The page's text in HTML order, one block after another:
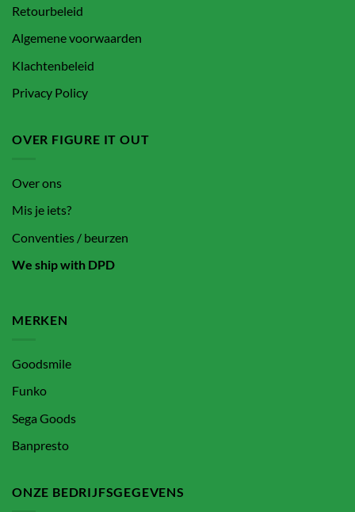
Retourbeleid
Algemene voorwaarden
Klachtenbeleid
Privacy Policy
OVER FIGURE IT OUT
Over ons
Mis je iets?
Conventies / beurzen
We ship with DPD
MERKEN
Goodsmile
Funko
Sega Goods
Banpresto
ONZE BEDRIJFSGEGEVENS